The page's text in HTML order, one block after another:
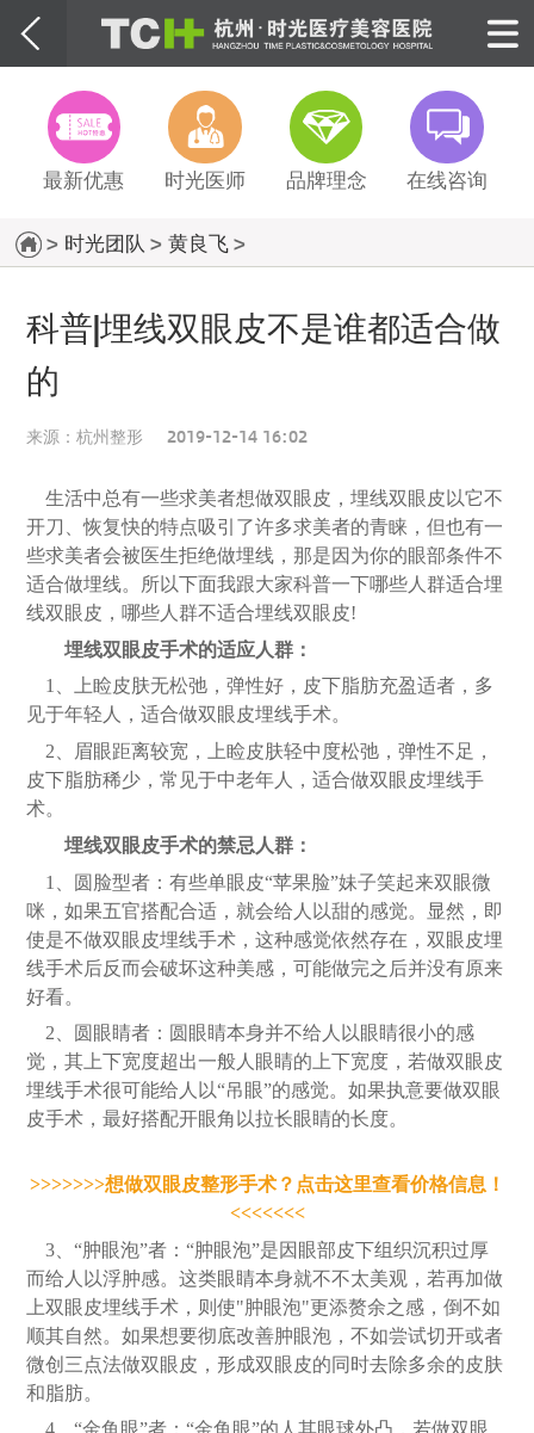
最新优惠 时光医师 品牌理念 在线咨询
> 时光团队 > 黄良飞>
科普|埋线双眼皮不是谁都适合做
的
来源：杭州整形 2019-12-14 16:02
生活中总有一些求美者想做双眼皮，埋线双眼皮以它不
开刀、恢复快的特点吸引了许多求美者的青睐，但也有一
些求美者会被医生拒绝做埋线，那是因为你的眼部条件不
适合做埋线。所以下面我跟大家科普一下哪些人群适合埋
线双眼皮，哪些人群不适合埋线双眼皮!
埋线双眼皮手术的适应人群：
1、上睑皮肤无松弛，弹性好，皮下脂肪充盈适者，多
见于年轻人，适合做双眼皮埋线手术。
2、眉眼距离较宽，上睑皮肤轻中度松弛，弹性不足，
皮下脂肪稀少，常见于中老年人，适合做双眼皮埋线手
术。
埋线双眼皮手术的禁忌人群：
1、圆脸型者：有些单眼皮“苹果脸”妹子笑起来双眼微
咪，如果五官搭配合适，就会给人以甜的感觉。显然，即
使是不做双眼皮埋线手术，这种感觉依然存在，双眼皮埋
线手术后反而会破坏这种美感，可能做完之后并没有原来
好看。
2、圆眼睛者：圆眼睛本身并不给人以眼睛很小的感
觉，其上下宽度超出一般人眼睛的上下宽度，若做双眼皮
埋线手术很可能给人以“吊眼”的感觉。如果执意要做双眼
皮手术，最好搭配开眼角以拉长眼睛的长度。
>>>>>>>想做双眼皮整形手术？点击这里查看价格信息！
<<<<<<<
3、“肿眼泡”者：“肿眼泡”是因眼部皮下组织沉积过厚
而给人以浮肿感。这类眼睛本身就不不太美观，若再加做
上双眼皮埋线手术，则使"肿眼泡"更添赘余之感，倒不如
顺其自然。如果想要彻底改善肿眼泡，不如尝试切开或者
微创三点法做双眼皮，形成双眼皮的同时去除多余的皮肤
和脂肪。